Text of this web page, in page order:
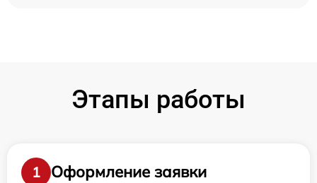
Этапы работы
1
Оформление заявки